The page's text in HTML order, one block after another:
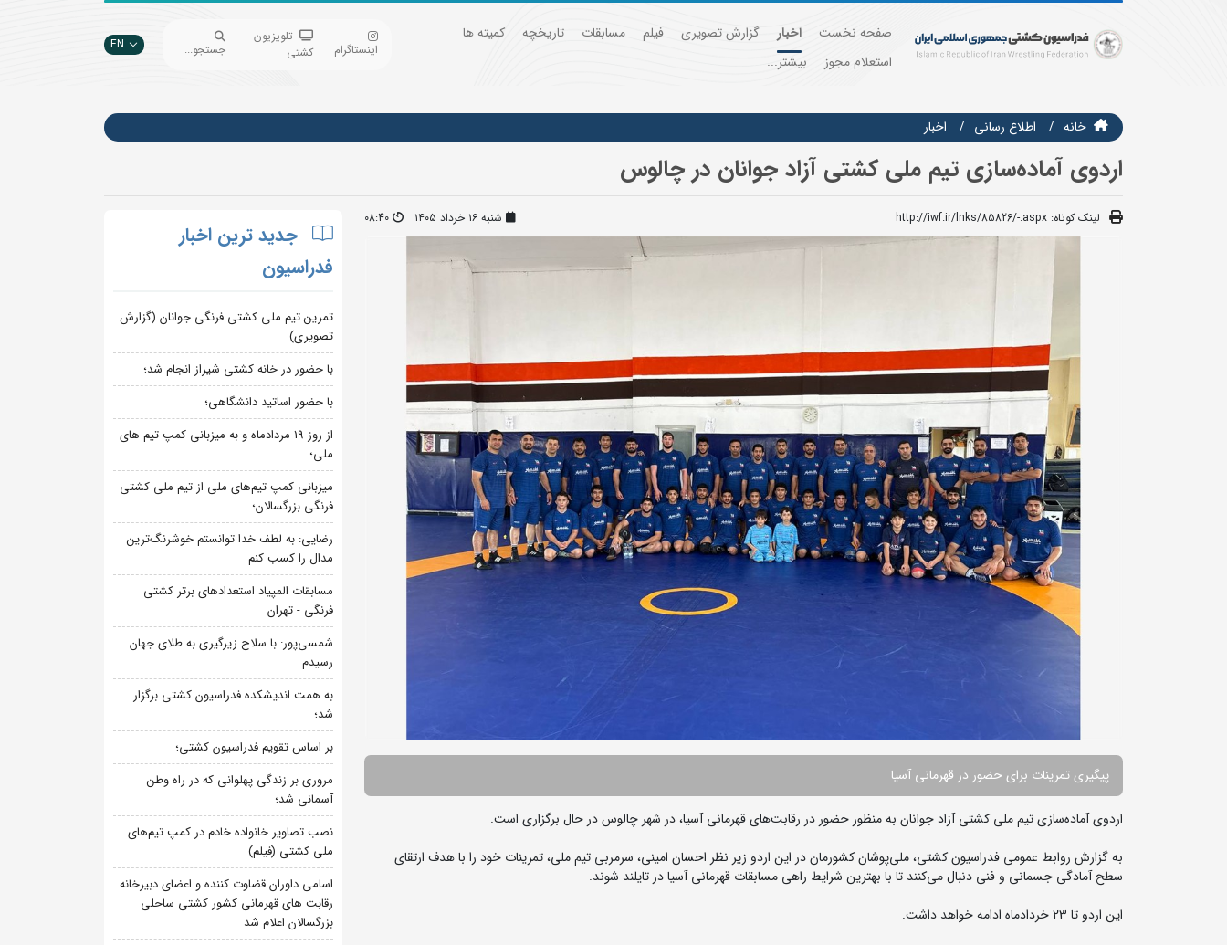
صفحه نخست اخبار گزارش تصویری فیلم مسابقات تاریخچه
کمیته ها
استعلام مجوز
بیشتر...
اینستاگرام
تلویزیون
کشتی
جستجو... EN
خانه اطلاع رسانی اخبار
اردوی آماده‌سازی تیم ملی کشتی آزاد جوانان در چالوس
لینک کوتاه: http://iwf.ir/lnks/85826/-.aspx شنبه ۱۶ خرداد ۱۴۰۵ 08:40
پیگیری تمرینات برای حضور در قهرمانی آسیا
اردوی آماده‌سازی تیم ملی کشتی آزاد جوانان به منظور حضور در رقابت‌های قهرمانی آسیا، در شهر چالوس در حال برگزاری است.
به گزارش روابط عمومی فدراسیون کشتی، ملی‌پوشان کشورمان در این اردو زیر نظر احسان امینی، سرمربی تیم ملی، تمرینات خود را با هدف ارتقای
سطح آمادگی جسمانی و فنی دنبال می‌کنند تا با بهترین شرایط راهی مسابقات قهرمانی آسیا در تایلند شوند.
این اردو تا 23 خردادماه ادامه خواهد داشت.
جدید ترین اخبار
فدراسیون
تمرین تیم ملی کشتی فرنگی جوانان (گزارش
تصویری)
با حضور در خانه کشتی شیراز انجام شد؛
با حضور اساتید دانشگاهی؛
از روز 19 مردادماه و به میزبانی کمپ تیم های
ملی؛
میزبانی کمپ تیم‌های ملی از تیم ملی کشتی
فرنگی بزرگسالان؛
رضایی: به لطف خدا توانستم خوشرنگ‌ترین
مدال را کسب کنم
مسابقات المپیاد استعدادهای برتر کشتی
فرنگی - تهران
شمسی‌پور: با سلاح زیرگیری به طلای جهان
رسیدم
به همت اندیشکده فدراسیون کشتی برگزار
شد؛
بر اساس تقویم فدراسیون کشتی؛
مروری بر زندگی پهلوانی که در راه وطن
آسمانی شد؛
نصب تصاویر خانواده خادم در کمپ تیم‌های
ملی کشتی (فیلم)
اسامی داوران قضاوت کننده و اعضای دبیرخانه
رقابت های قهرمانی کشور کشتی ساحلی
بزرگسالان اعلام شد